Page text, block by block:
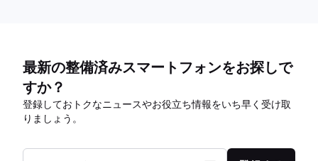
最新の整備済みスマートフォンをお探しで
すか？
登録しておトクなニュースやお役立ち情報をいち早く受け取
りましょう。